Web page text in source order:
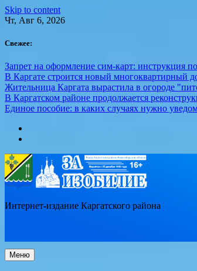
Skip to content
Чт, Авг 6, 2026
Свежее:
Запрет на оформление сим-карт: инструкция
В Каргате строится новый многоквартирный
Жительница Каргата вырастила в огороде
В Каргатском районе продолжается
Единое пособие: в каких случаях нужно
Интернет-издание Каргатского района
Меню